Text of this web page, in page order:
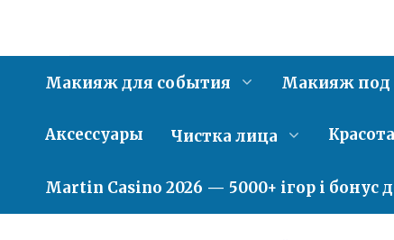
Макияж для события Макияж под
Аксессуары Чистка лица
Martin Casino 2026 — 5000+ ігор і бонус